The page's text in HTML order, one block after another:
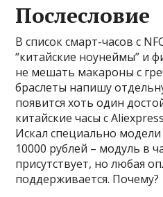
Послесловие
В список смарт-часов с
“китайские ноунеймы” и
не мешать макароны с
браслеты напишу
появится хоть один
китайские часы с
Искал специально модели
10000 рублей – модуль в
присутствует, но любая
поддерживается. Почему?